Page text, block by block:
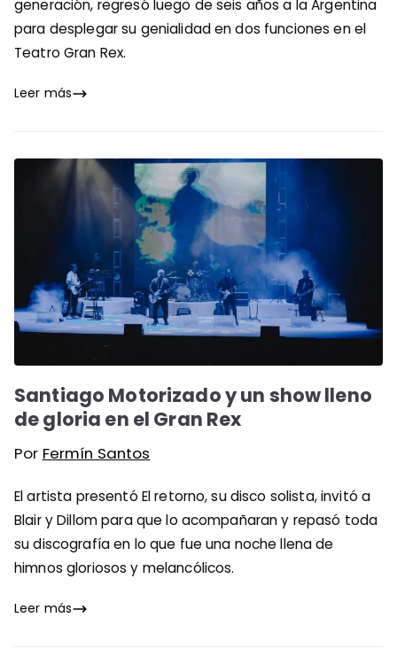
generación, regresó luego de seis años a la Argentina
para desplegar su genialidad en dos funciones en el
Teatro Gran Rex.
Leer más
Santiago Motorizado y un show lleno
de gloria en el Gran Rex
Por Fermín Santos
El artista presentó El retorno, su disco solista, invitó a
Blair y Dillom para que lo acompañaran y repasó toda
su discografía en lo que fue una noche llena de
himnos gloriosos y melancólicos.
Leer más